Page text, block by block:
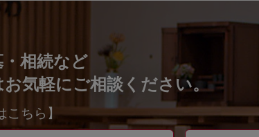
相続など
気軽にご相談ください。
こちら】